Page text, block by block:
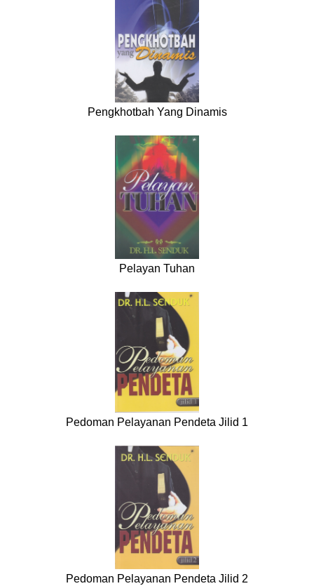
Pengkhotbah Yang Dinamis
Pelayan Tuhan
Pedoman Pelayanan Pendeta Jilid 1
Pedoman Pelayanan Pendeta Jilid 2